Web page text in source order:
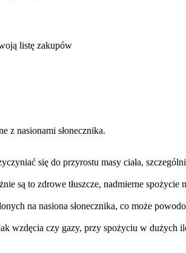
listę zakupów
z nasionami słonecznika.
się do przyrostu masy ciała,
są to zdrowe tłuszcze, nadmierne
na nasiona słonecznika, co może
wzdęcia czy gazy, przy spożyciu w dużych